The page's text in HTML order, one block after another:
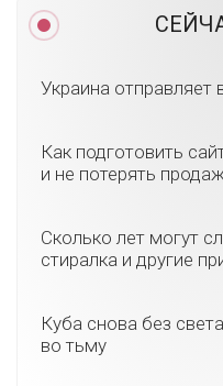
Украина
Как подготовить
и не потерять
Сколько лет могут
стиралка и другие
Куба снова без
во тьму